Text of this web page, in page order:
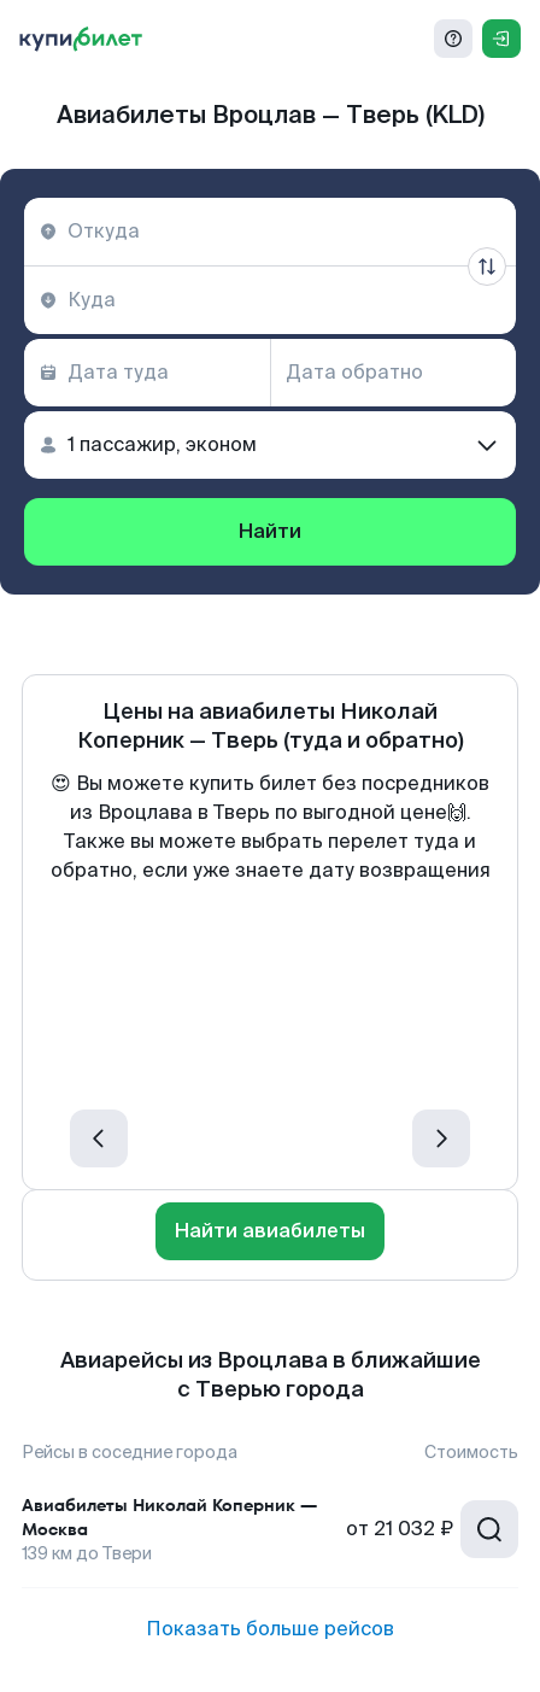
Авиабилеты Вроцлав — Тверь (KLD)
Найти
Цены на авиабилеты Николай
Коперник— Тверь (туда и обратно)
😍 Вы можете купить билет без посредников
из Вроцлава в Тверь по выгодной цене🙌.
Также вы можете выбрать перелет туда и
обратно, если уже знаете дату возвращения
Найти авиабилеты
Авиарейсы из Вроцлава в ближайшие
с Тверью города
Рейсы в соседние города Стоимость
Авиабилеты Николай Коперник —
Москва
139 км до Твери
от 21 032 ₽
Показать больше рейсов